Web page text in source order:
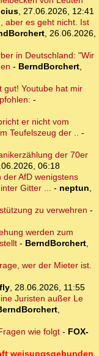
, 27.06.2026, 12:41
aber es geht nicht. Ist
, 26.06.2026,
in Deutschland: "Wir
- BerndBorchert,
gut! Youtube hat mir
-
er nicht vom
Teufelszeug der .. -
der 70er
06:18
AfD wenigstens
Gitter ... - neptun,
zu verwehren -
werden zum
- BerndBorchert,
wer der Mieter ist.
, 28.06.2026, 11:55
Juristen außer Le
,
wie folgt- FOX-
weisungsgebunden